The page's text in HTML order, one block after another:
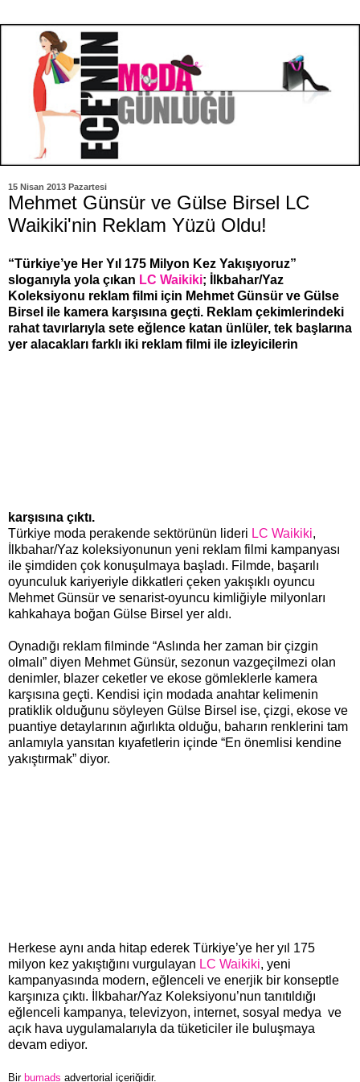
15 Nisan 2013 Pazartesi
Mehmet Günsür ve Gülse Birsel LC
Waikiki'nin Reklam Yüzü Oldu!
“Türkiye’ye Her Yıl 175 Milyon Kez Yakışıyoruz”
sloganıyla yola çıkan LC Waikiki; İlkbahar/Yaz
Koleksiyonu reklam filmi için Mehmet Günsür ve Gülse
Birsel ile kamera karşısına geçti. Reklam çekimlerindeki
rahat tavırlarıyla sete eğlence katan ünlüler, tek başlarına
yer alacakları farklı iki reklam filmi ile izleyicilerin
karşısına çıktı.
Türkiye moda perakende sektörünün lideri LC Waikiki,
İlkbahar/Yaz koleksiyonunun yeni reklam filmi kampanyası
ile şimdiden çok konuşulmaya başladı. Filmde, başarılı
oyunculuk kariyeriyle dikkatleri çeken yakışıklı oyuncu
Mehmet Günsür ve senarist-oyuncu kimliğiyle milyonları
kahkahaya boğan Gülse Birsel yer aldı.
Oynadığı reklam filminde “Aslında her zaman bir çizgin
olmalı” diyen Mehmet Günsür, sezonun vazgeçilmezi olan
denimler, blazer ceketler ve ekose gömleklerle kamera
karşısına geçti. Kendisi için modada anahtar kelimenin
pratiklik olduğunu söyleyen Gülse Birsel ise, çizgi, ekose ve
puantiye detaylarının ağırlıkta olduğu, baharın renklerini tam
anlamıyla yansıtan kıyafetlerin içinde “En önemlisi kendine
yakıştırmak” diyor.
Herkese aynı anda hitap ederek Türkiye’ye her yıl 175
milyon kez yakıştığını vurgulayan LC Waikiki, yeni
kampanyasında modern, eğlenceli ve enerjik bir konseptle
karşınıza çıktı. İlkbahar/Yaz Koleksiyonu’nun tanıtıldığı
eğlenceli kampanya, televizyon, internet, sosyal medya ve
açık hava uygulamalarıyla da tüketiciler ile buluşmaya
devam ediyor.
Bir bumads advertorial içeriğidir.